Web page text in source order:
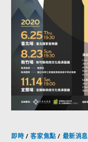
即時 /客家焦點 / 最新消息